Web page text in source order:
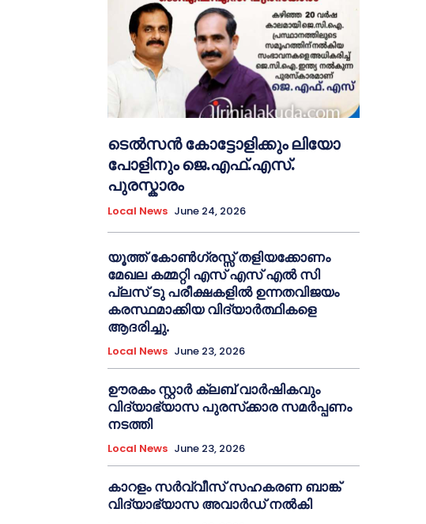
ടെൽസൻ കോട്ടോളിക്കും ലിയോ
പോളിനും ജെ.എഫ്.എസ്.
പുരസ്കാരം
Local News June 24, 2026
യൂത്ത് കോൺഗ്രസ്സ് തളിയക്കോണം
മേഖല കമ്മറ്റി എസ് എസ് എൽ സി
പ്ലസ് ടു പരീക്ഷകളിൽ ഉന്നതവിജയം
കരസ്ഥമാക്കിയ വിദ്യാർത്ഥികളെ
ആദരിച്ചു.
Local News June 23, 2026
ഊരകം സ്റ്റാർ ക്ലബ് വാർഷികവും
വിദ്യാഭ്യാസ പുരസ്‌ക്കാര സമർപ്പണം
നടത്തി
Local News June 23, 2026
കാറളം സർവ്വീസ് സഹകരണ ബാങ്ക്
വിദ്യാഭ്യാസ അവാർഡ് നൽകി